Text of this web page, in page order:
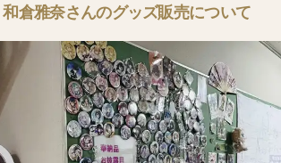
倉雅奈さんのグッズ販売について